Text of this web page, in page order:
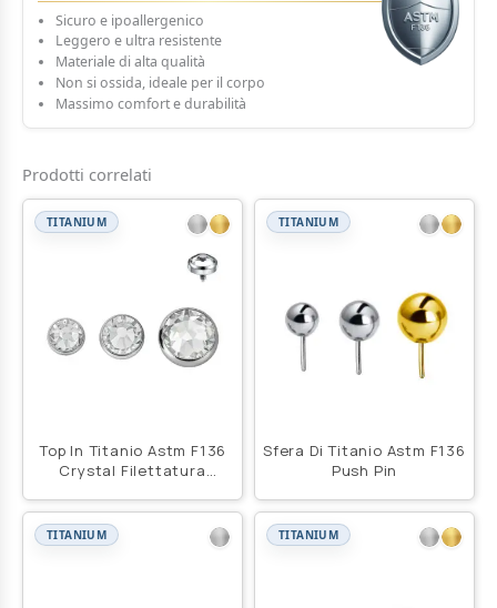
Sicuro e ipoallergenico
Leggero e ultra resistente
Materiale di alta qualità
Non si ossida, ideale per il corpo
Massimo comfort e durabilità
Prodotti correlati
TITANIUM
Top In Titanio Astm F136
Crystal Filettatura
TITANIUM
Sfera Di Titanio Astm F136
Push Pin
TITANIUM TITANIUM